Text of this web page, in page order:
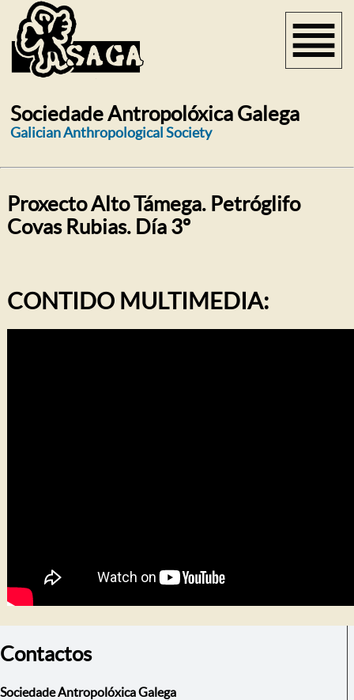
Sociedade Antropolóxica Galega
Galician Anthropological Society
Proxecto Alto Támega. Petróglifo
Covas Rubias. Día 3º
CONTIDO MULTIMEDIA:
Contactos
Sociedade Antropolóxica Galega